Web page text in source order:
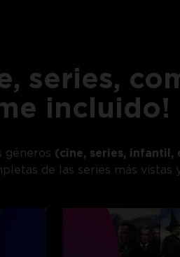
series,
incluido!
géneros (cine, series, infantil,
de las series más vistas